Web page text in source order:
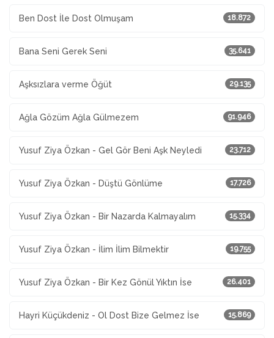
Ben Dost İle Dost Olmuşam 18.872
Bana Seni Gerek Seni 35.641
Aşksızlara verme Öğüt 29.135
Ağla Gözüm Ağla Gülmezem 91.946
Yusuf Ziya Özkan - Gel Gör Beni Aşk Neyledi 23.712
Yusuf Ziya Özkan - Düştü Gönlüme 17.726
Yusuf Ziya Özkan - Bir Nazarda Kalmayalım 15.334
Yusuf Ziya Özkan - İlim İlim Bilmektir 19.755
Yusuf Ziya Özkan - Bir Kez Gönül Yıktın İse 26.401
Hayri Küçükdeniz - Ol Dost Bize Gelmez İse 15.869